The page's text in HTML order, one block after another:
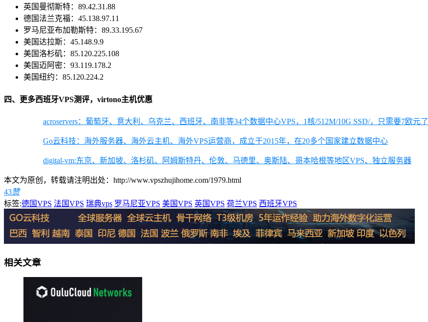
英国曼彻斯特：89.42.31.88
德国法兰克福：45.138.97.11
罗马尼亚布加勒斯特：89.33.195.67
美国达拉斯：45.148.9.9
美国洛杉矶：85.120.225.108
美国迈阿密：93.119.178.2
美国纽约：85.120.224.2
四、更多西班牙VPS测评，virtono主机优惠
acroservers：葡萄牙、意大利、乌克兰、西班牙、南非等34个数据中心VPS，1核/512M/10G SSD/，只需要7欧元了
Go云科技：海外服务器、海外云主机、海外VPS运营商，成立于2015年，在20多个国家建立数据中心
digital-vm:东京、新加坡、洛杉矶、阿姆斯特丹、伦敦、马德里、奥斯陆、哥本哈根等地区VPS、独立服务器
本文为原创，转载请注明出处：http://www.vpszhujihome.com/1979.html
43赞
标签:德国VPS 法国VPS 瑞典vps 罗马尼亚VPS 美国VPS 英国VPS 荷兰VPS 西班牙VPS
相关文章